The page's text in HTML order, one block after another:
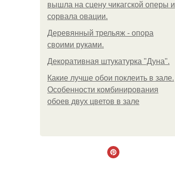
вышла на сцену чикагской оперы и
сорвала овации.
Деревянный трельяж - опора
своими руками.
Декоративная штукатурка "Дуна".
Какие лучше обои поклеить в зале.
Особенности комбинирования
обоев двух цветов в зале